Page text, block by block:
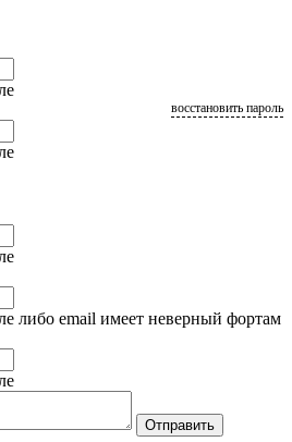
восстановить пароль
либо email имеет неверный фортам
Отправить